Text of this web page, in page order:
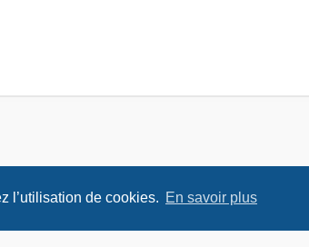
l’utilisation de cookies. En savoir plus